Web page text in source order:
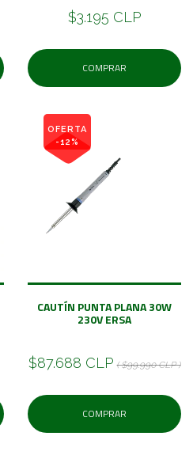
$3.195 CLP
COMPRAR
OFERTA
-12%
CAUTÍN PUNTA PLANA 30W
230V ERSA
$87.688 CLP ( $99.990 CLP )
COMPRAR